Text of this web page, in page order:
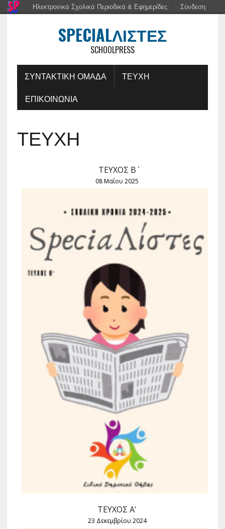
SPECIALΛΊΣΤΕΣ
SCHOOLPRESS
ΣΥΝΤΑΚΤΙΚΗ ΟΜΑΔΑ
ΤΕΥΧΗ
ΕΠΙΚΟΙΝΩΝΙΑ
ΤΕΥΧΗ
ΤΕΥΧΟΣ Β΄
08 Μαΐου 2025
ΤΕΥΧΟΣ Α'
23 Δεκεμβρίου 2024
Ηλεκτρονικά Σχολικά Περιοδικά & Εφημερίδες Σύνδεση